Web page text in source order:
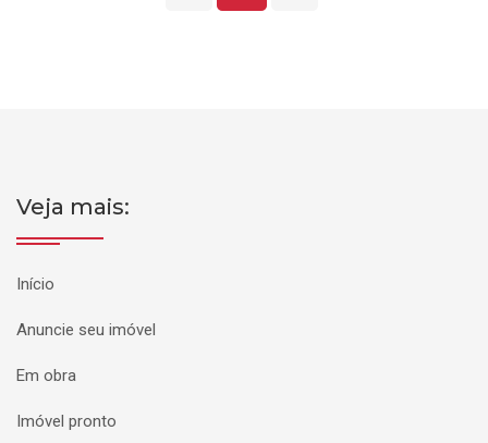
Veja mais:
Início
Anuncie seu imóvel
Em obra
Imóvel pronto